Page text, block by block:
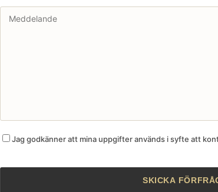
Jag godkänner att mina uppgifter används i syfte att